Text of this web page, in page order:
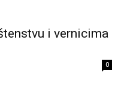
i vernicima
0